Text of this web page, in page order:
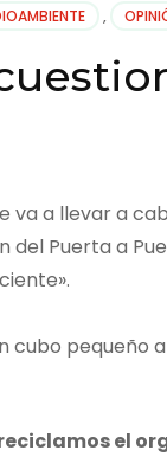
,
va a llevar a
Puerta a
reciclamos el